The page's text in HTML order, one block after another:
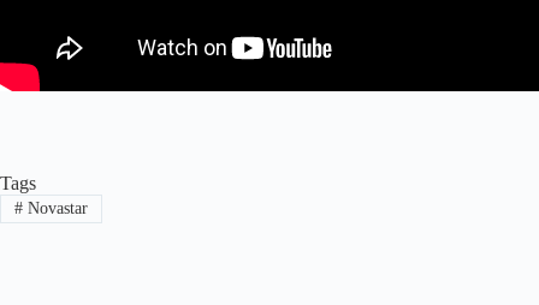
Tags
#Novastar